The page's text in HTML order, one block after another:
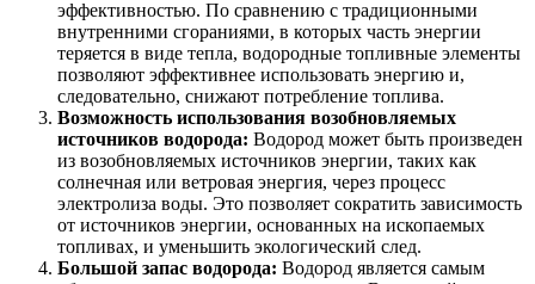
эффективностью. По сравнению с традиционными
внутренними сгораниями, в которых часть энергии
теряется в виде тепла, водородные топливные элементы
позволяют эффективнее использовать энергию и,
следовательно, снижают потребление топлива.
Возможность использования возобновляемых
источников водорода: Водород может быть произведен
из возобновляемых источников энергии, таких как
солнечная или ветровая энергия, через процесс
электролиза воды. Это позволяет сократить зависимость
от источников энергии, основанных на ископаемых
топливах, и уменьшить экологический след.
Большой запас водорода: Водород является самым